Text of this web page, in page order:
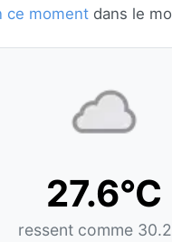
ce moment dans le
27.6°C
ressent comme